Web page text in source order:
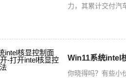
力，其累计交付汽
Win11系统intel
你晓得吗？有些小